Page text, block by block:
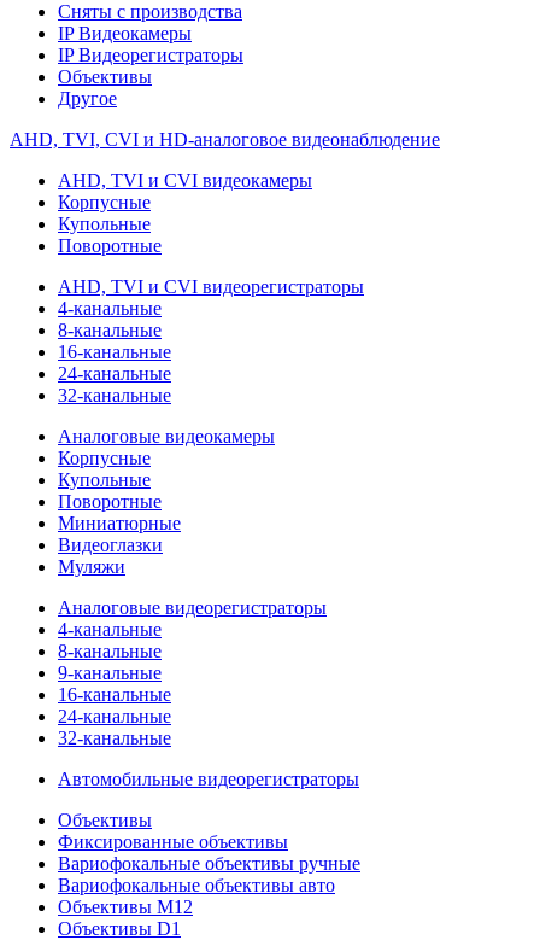
Сняты с производства
IP Видеокамеры
IP Видеорегистраторы
Объективы
Другое
AHD, TVI, CVI и HD-аналоговое видеонаблюдение
AHD, TVI и CVI видеокамеры
Корпусные
Купольные
Поворотные
AHD, TVI и CVI видеорегистраторы
4-канальные
8-канальные
16-канальные
24-канальные
32-канальные
Аналоговые видеокамеры
Корпусные
Купольные
Поворотные
Миниатюрные
Видеоглазки
Муляжи
Аналоговые видеорегистраторы
4-канальные
8-канальные
9-канальные
16-канальные
24-канальные
32-канальные
Автомобильные видеорегистраторы
Объективы
Фиксированные объективы
Вариофокальные объективы ручные
Вариофокальные объективы авто
Объективы M12
Объективы D1